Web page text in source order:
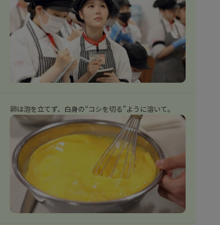
卵は泡を立てず、白身の“コシを切る”ように溶いて。